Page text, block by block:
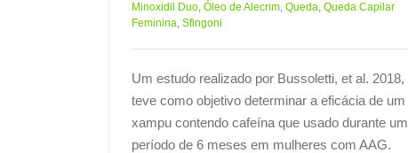
Minoxidil Duo, Óleo de Alecrim, Queda, Queda Capilar
Feminina, Sfingoni
Um estudo realizado por Bussoletti, et al. 2018,
teve como objetivo determinar a eficácia de um
xampu contendo cafeína que usado durante um
período de 6 meses em mulheres com AAG.